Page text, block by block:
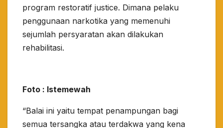
program restoratif justice. Dimana pelaku
penggunaan narkotika yang memenuhi
sejumlah persyaratan akan dilakukan
rehabilitasi.
Foto : Istemewah
“Balai ini yaitu tempat penampungan bagi
semua tersangka atau terdakwa yang kena